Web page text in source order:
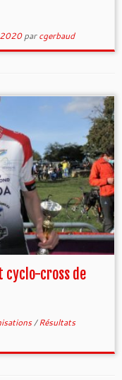
parcgerbaud
cyclo-cross de
/Résultats